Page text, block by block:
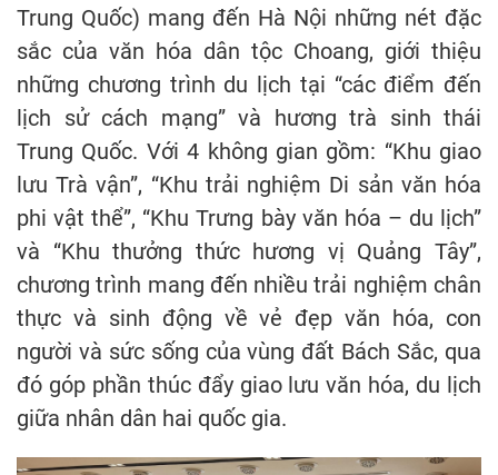
Trung Quốc) mang đến Hà Nội những nét đặc
sắc của văn hóa dân tộc Choang, giới thiệu
những chương trình du lịch tại “các điểm đến
lịch sử cách mạng” và hương trà sinh thái
Trung Quốc. Với 4 không gian gồm: “Khu giao
lưu Trà vận”, “Khu trải nghiệm Di sản văn hóa
phi vật thể”, “Khu Trưng bày văn hóa – du lịch”
và “Khu thưởng thức hương vị Quảng Tây”,
chương trình mang đến nhiều trải nghiệm chân
thực và sinh động về vẻ đẹp văn hóa, con
người và sức sống của vùng đất Bách Sắc, qua
đó góp phần thúc đẩy giao lưu văn hóa, du lịch
giữa nhân dân hai quốc gia.